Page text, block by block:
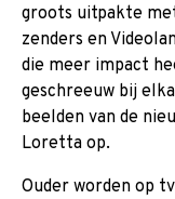
groots uitpakte
zenders en
die meer impact
geschreeuw bij
beelden van de
Loretta op.
Ouder worden op